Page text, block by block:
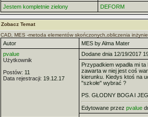
Jestem kompletnie zielony
DEFORM
Zobacz Temat
CAD, MES -metoda elementów skończonych,obliczenia
Autor
MES by Alma Mater
pvalue
Użytkownik
Postów: 11
Data rejestracji: 19.12.17
Dodane dnia 12/19/2017
Przypadkiem wpadła mi
zawarta w niej jest coś
kierunku. Kiedys ktoś na
"szkołe" wybrać ?
PS. GŁODNY BOGA I
Edytowane przez pvalue